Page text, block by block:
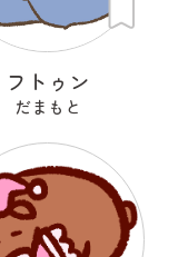
フトゥン
だまもと